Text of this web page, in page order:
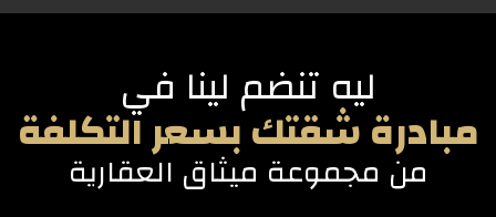
ليه تنضم لينا في
مبادرة شقتك بسعر التكلفة
من مجموعة ميثاق العقارية